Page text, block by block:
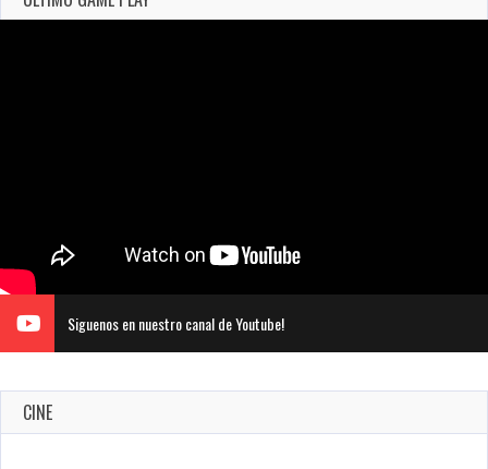
Siguenos en nuestro canal de Youtube!
CINE